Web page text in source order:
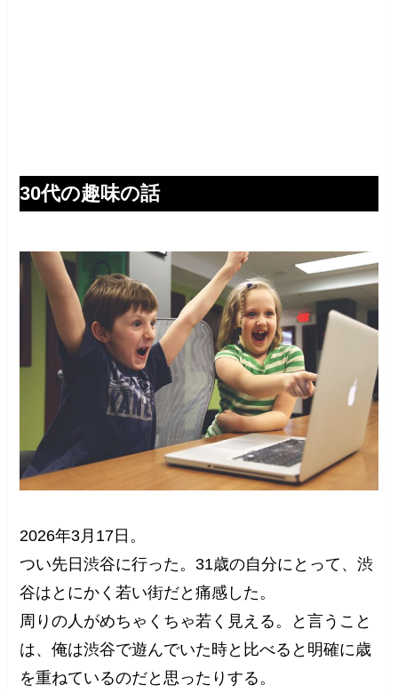
30代の趣味の話
2026年3月17日。
つい先日渋谷に行った。31歳の自分にとって、渋
谷はとにかく若い街だと痛感した。
周りの人がめちゃくちゃ若く見える。と言うこと
は、俺は渋谷で遊んでいた時と比べると明確に歳
を重ねているのだと思ったりする。